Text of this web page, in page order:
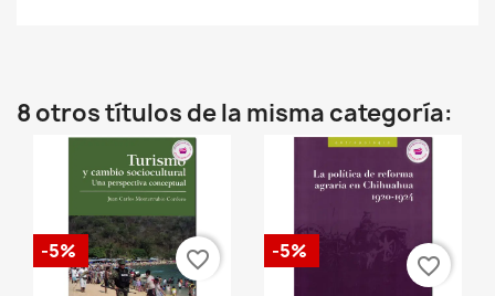
8 otros títulos de la misma categoría:
-5% favorite_border -5%
favorite_border